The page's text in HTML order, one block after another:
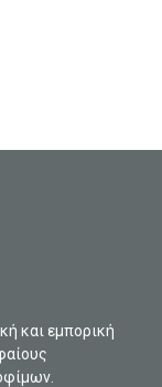
και εμπορική